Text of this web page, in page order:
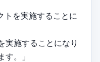
を実施することに
実施することになり
。」